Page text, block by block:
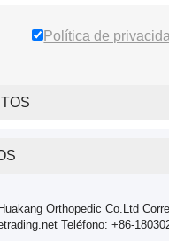
Política de
Orthopedic Co.Ltd
Teléfono: +86-